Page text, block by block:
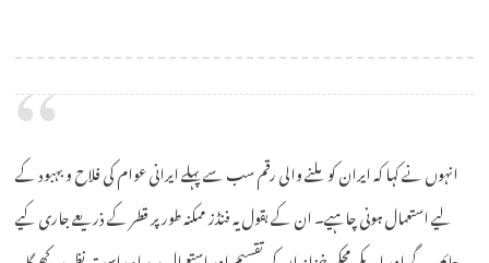
انہوں نے کہا کہ ایران کو ملنے والی رقم سب سے پہلے ایرانی عوام کی فلاح و بہبود کے
لیے استعمال ہونی چاہیے۔ ان کے بقول یہ فنڈز ممکنہ طور پر قطر کے ذریعے جاری کیے